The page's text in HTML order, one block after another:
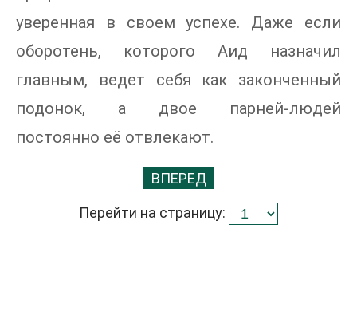
уверенная в своем успехе. Даже если
оборотень, которого Аид назначил
главным, ведет себя как законченный
подонок, а двое парней-людей
постоянно её отвлекают.
ВПЕРЕД
Перейти на страницу: